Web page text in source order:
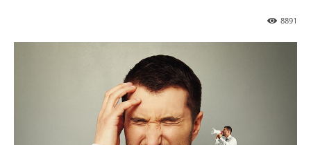
8891